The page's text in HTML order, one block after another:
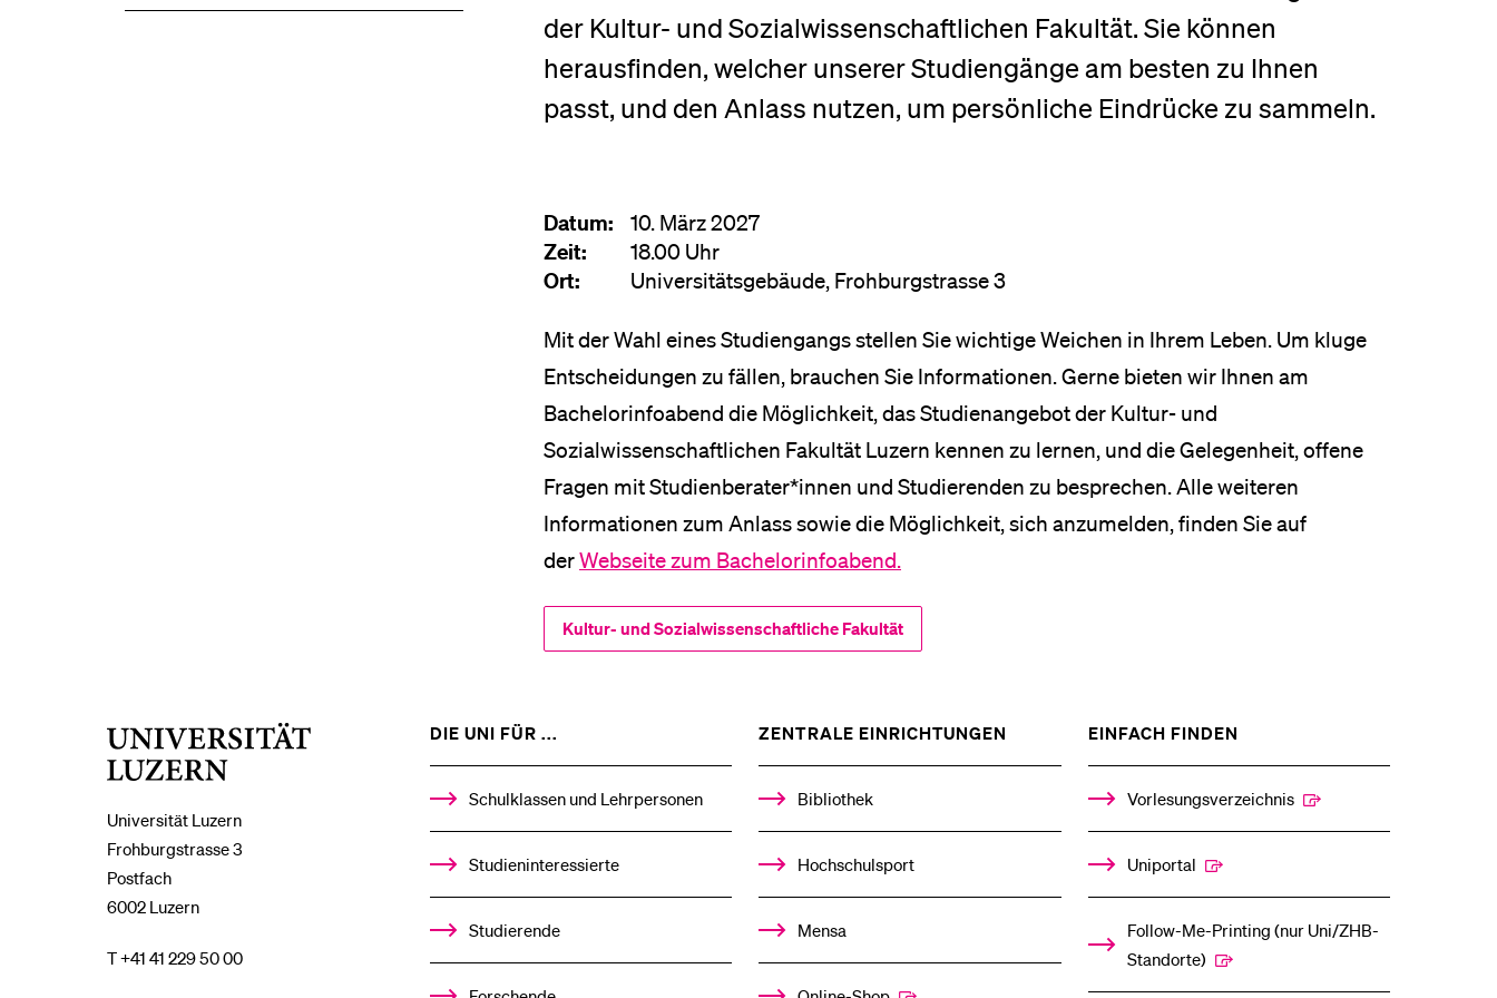
der Kultur- und Sozialwissenschaftlichen Fakultät. Sie können
herausfinden, welcher unserer Studiengänge am besten zu Ihnen
passt, und den Anlass nutzen, um persönliche Eindrücke zu sammeln.
Datum: 10. März 2027
Zeit: 18.00 Uhr
Ort: Universitätsgebäude, Frohburgstrasse 3
Mit der Wahl eines Studiengangs stellen Sie wichtige Weichen in Ihrem Leben. Um kluge
Entscheidungen zu fällen, brauchen Sie Informationen. Gerne bieten wir Ihnen am
Bachelorinfoabend die Möglichkeit, das Studienangebot der Kultur- und
Sozialwissenschaftlichen Fakultät Luzern kennen zu lernen, und die Gelegenheit, offene
Fragen mit Studienberater*innen und Studierenden zu besprechen. Alle weiteren
Informationen zum Anlass sowie die Möglichkeit, sich anzumelden, finden Sie auf
derWebseite zum Bachelorinfoabend.
Kultur- und Sozialwissenschaftliche Fakultät
Universität Luzern
Frohburgstrasse 3
Postfach
6002 Luzern
T +41 41 229 50 00
DIE UNI FÜR ...
%1$S
UNTERMENÜ
Schulklassen und Lehrpersonen
Studieninteressierte
Studierende
ZENTRALE EINRICHTUNGEN
%1$S
UNTERMENÜ
Bibliothek
Hochschulsport
Mensa
EINFACH FINDEN
%1$S
UNTERMENÜ
Vorlesungsverzeichnis
Uniportal
Follow-Me-Printing­ ­(nur Uni/ZHB-
Standorte)
Mitarbeitende
Alumni
Stellensuchende
Förderer
Medien
Anmeldung und Zulassung